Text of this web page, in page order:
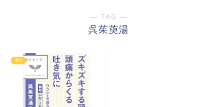
― TAG ―
呉茱萸湯
漢方